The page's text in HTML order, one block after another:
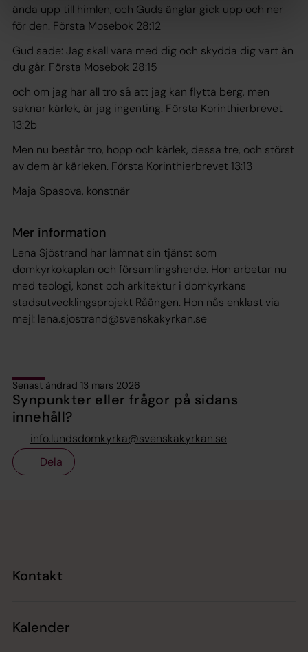
ända upp till himlen, och Guds änglar gick upp och ner
för den. Första Mosebok 28:12
Gud sade: Jag skall vara med dig och skydda dig vart än
du går. Första Mosebok 28:15
och om jag har all tro så att jag kan flytta berg, men
saknar kärlek, är jag ingenting. Första Korinthierbrevet
13:2b
Men nu består tro, hopp och kärlek, dessa tre, och störst
av dem är kärleken. Första Korinthierbrevet 13:13
Maja Spasova, konstnär
Mer information
Lena Sjöstrand har lämnat sin tjänst som
domkyrkokaplan och församlingsherde. Hon arbetar nu
med teologi, konst och arkitektur i domkyrkans
stadsutvecklingsprojekt Råängen. Hon nås enklast via
mejl: lena.sjostrand@svenskakyrkan.se
Senast ändrad 13 mars 2026
Synpunkter eller frågor på sidans
innehåll?
info.lundsdomkyrka@svenskakyrkan.se
Dela
Kontakt
Kalender